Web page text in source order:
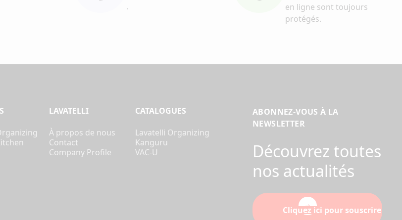
.
en ligne sont toujours
protégés.
ABONNEZ-VOUS À LA
NEWSLETTER
Découvrez toutes
nos actualités
Cliquez ici pour souscrire
LAVATELLI
À propos de nous
Contact
Company Profile
CATALOGUES
Lavatelli Organizing
Kanguru
VAC-U